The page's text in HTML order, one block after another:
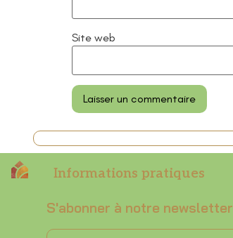
Site web
Informations pratiques
S'abonner à notre newsletter